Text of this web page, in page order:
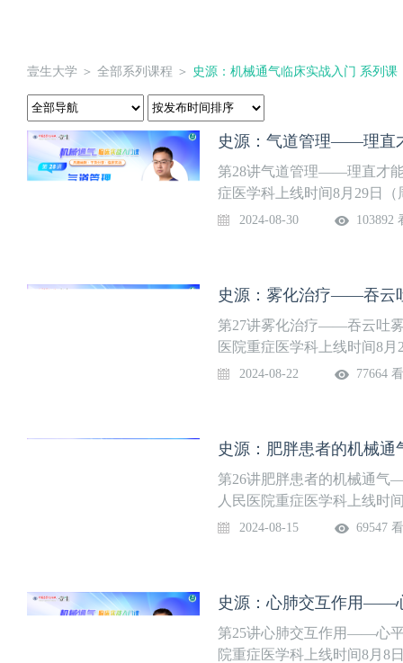
壹生大学 ＞ 全部系列课程 ＞ 史源：机械通气临床实战入门 系列课
史源：气道管理——理直
第28讲气道管理——理直才
症医学科上线时间8月29日
气和无创呼吸机辅助通气，
开设《机械通气临床实战入
理，到参数波形、报警撤离
吸氧……通过28节深入浅出
握呼吸机相关实用知识。系
2024-08-30 103892
史源：雾化治疗——吞云
第27讲雾化治疗——吞云吐
医院重症医学科上线时间8
辅助通气和无创呼吸机辅助
医师，开设《机械通气临床
构原理，到参数波形、报警
流量吸氧……通过28节深入
正掌握呼吸机相关实用知识
2024-08-22 77664
史源：肥胖患者的机械
第26讲肥胖患者的机械通气
人民医院重症医学科上线时
吸机辅助通气和无创呼吸机
主任医师，开设《机械通气
史、结构原理，到参数波形
疗，到高流量吸氧……通过
2024-08-15 69547
史源：心肺交互作用——
第25讲心肺交互作用——心
院重症医学科上线时间8月8